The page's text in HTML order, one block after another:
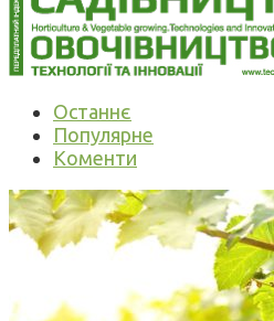
Останнє
Популярне
Коменти